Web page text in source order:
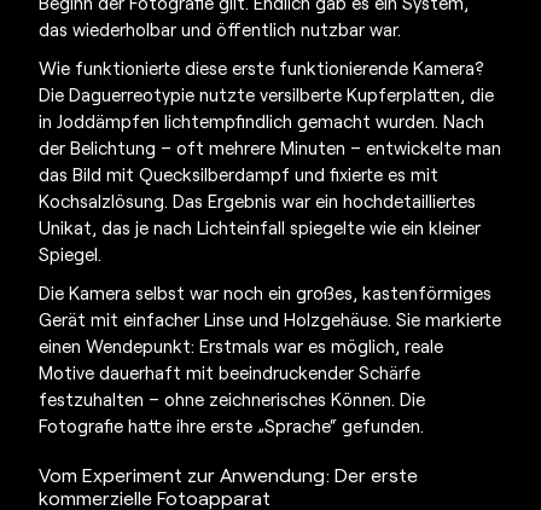
das wiederholbar und öffentlich nutzbar war.
Wie funktionierte diese erste funktionierende Kamera?
Die Daguerreotypie nutzte versilberte Kupferplatten, die
in Joddämpfen lichtempfindlich gemacht wurden. Nach
der Belichtung – oft mehrere Minuten – entwickelte man
das Bild mit Quecksilberdampf und fixierte es mit
Kochsalzlösung. Das Ergebnis war ein hochdetailliertes
Unikat, das je nach Lichteinfall spiegelte wie ein kleiner
Spiegel.
Die Kamera selbst war noch ein großes, kastenförmiges
Gerät mit einfacher Linse und Holzgehäuse. Sie markierte
einen Wendepunkt: Erstmals war es möglich, reale
Motive dauerhaft mit beeindruckender Schärfe
festzuhalten – ohne zeichnerisches Können. Die
Fotografie hatte ihre erste „Sprache“ gefunden.
Vom Experiment zur Anwendung: Dererste
kommerzielle Fotoapparat